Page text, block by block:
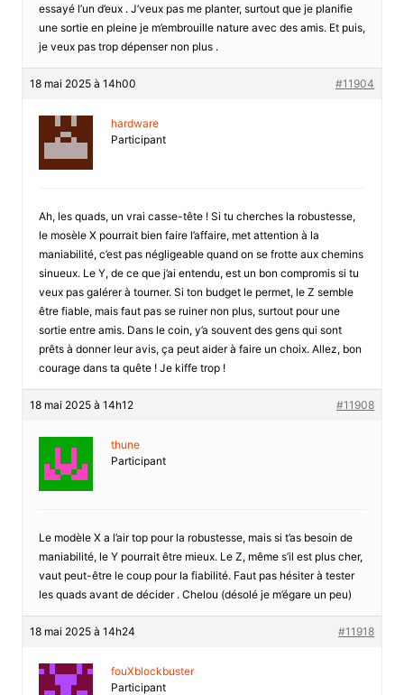
essayé l’un d’eux . J’veux pas me planter, surtout que je planifie
une sortie en pleine je m’embrouille nature avec des amis. Et puis,
je veux pas trop dépenser non plus .
18 mai 2025 à 14h00 #11904
hardware
Participant
Ah, les quads, un vrai casse-tête ! Si tu cherches la robustesse,
le mosèle X pourrait bien faire l’affaire, met attention à la
maniabilité, c’est pas négligeable quand on se frotte aux chemins
sinueux. Le Y, de ce que j’ai entendu, est un bon compromis si tu
veux pas galérer à tourner. Si ton budget le permet, le Z semble
être fiable, mais faut pas se ruiner non plus, surtout pour une
sortie entre amis. Dans le coin, y’a souvent des gens qui sont
prêts à donner leur avis, ça peut aider à faire un choix. Allez, bon
courage dans ta quête ! Je kiffe trop !
18 mai 2025 à 14h12 #11908
thune
Participant
Le modèle X a l’air top pour la robustesse, mais si t’as besoin de
maniabilité, le Y pourrait être mieux. Le Z, même s’il est plus cher,
vaut peut-être le coup pour la fiabilité. Faut pas hésiter à tester
les quads avant de décider . Chelou (désolé je m’égare un peu)
18 mai 2025 à 14h24 #11918
fouXblockbuster
Participant